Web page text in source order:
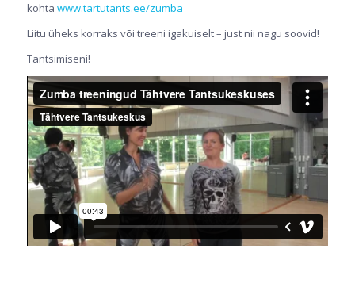
kohta www.tartutants.ee/zumba
Liitu üheks korraks või treeni igakuiselt – just nii nagu soovid!
Tantsimiseni!